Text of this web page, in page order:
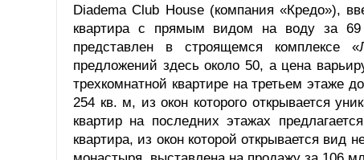
Diadema Club House (компания «Кредо»),
квартира с прямым видом на воду за
представлен в строящемся комплексе
предложений здесь около 50, а цена
трехкомнатной квартире на третьем этаже
254 кв. м, из окон которого открывается
квартир на последних этажах
квартира, из окон которой открывается вид